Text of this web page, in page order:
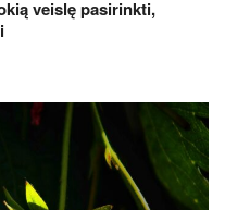
veislę pasirinkti,